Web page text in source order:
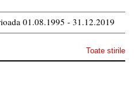
01.08.1995 - 31.12.2019
Toate stirile